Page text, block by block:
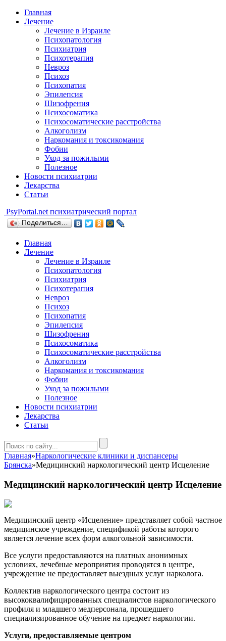
Главная
Лечение
Лечение в Израиле
Психопатология
Психиатрия
Психотерапия
Невроз
Психоз
Психопатия
Эпилепсия
Шизофрения
Психосоматика
Психосоматические расстройства
Алкоголизм
Наркомания и токсикомания
Фобии
Уход за пожилыми
Полезное
Новости психиатрии
Лекарства
Статьи
PsyPortal.net психиатрический портал
Поделиться…
Главная
Лечение
Лечение в Израиле
Психопатология
Психиатрия
Психотерапия
Невроз
Психоз
Психопатия
Эпилепсия
Шизофрения
Психосоматика
Психосоматические расстройства
Алкоголизм
Наркомания и токсикомания
Фобии
Уход за пожилыми
Полезное
Новости психиатрии
Лекарства
Статьи
Главная»Наркологические клиники и диспансеры
Брянска»Медицинский наркологический центр Исцеление
Медицинский наркологический центр Исцеление
Медицинский центр «Исцеление» представляет собой частное
медицинское учреждение, спецификой работы которого
является лечение всех форм алкогольной зависимости.
Все услуги предоставляются на платных анонимных
условиях, лечебные мероприятия проводятся в центре,
учреждение не предоставляет выездных услуг нарколога.
Коллектив наркологического центра состоит из
высококвалифицированных специалистов наркологического
профиля и младшего медперсонала, прошедшего
специализированное обучение на предмет наркологии.
Услуги, предоставляемые центром